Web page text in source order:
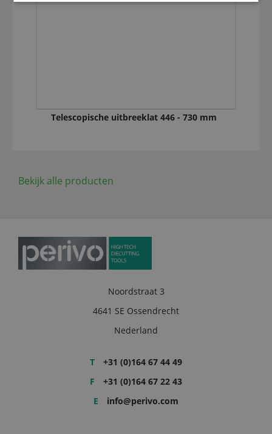
Telescopische uitbreeklat 446 - 730 mm
Bekijk alle producten
Noordstraat 3
4641 SE Ossendrecht
Nederland
T
+31 (0)164 67 44 49
F
+31 (0)164 67 22 43
E
info@perivo.com